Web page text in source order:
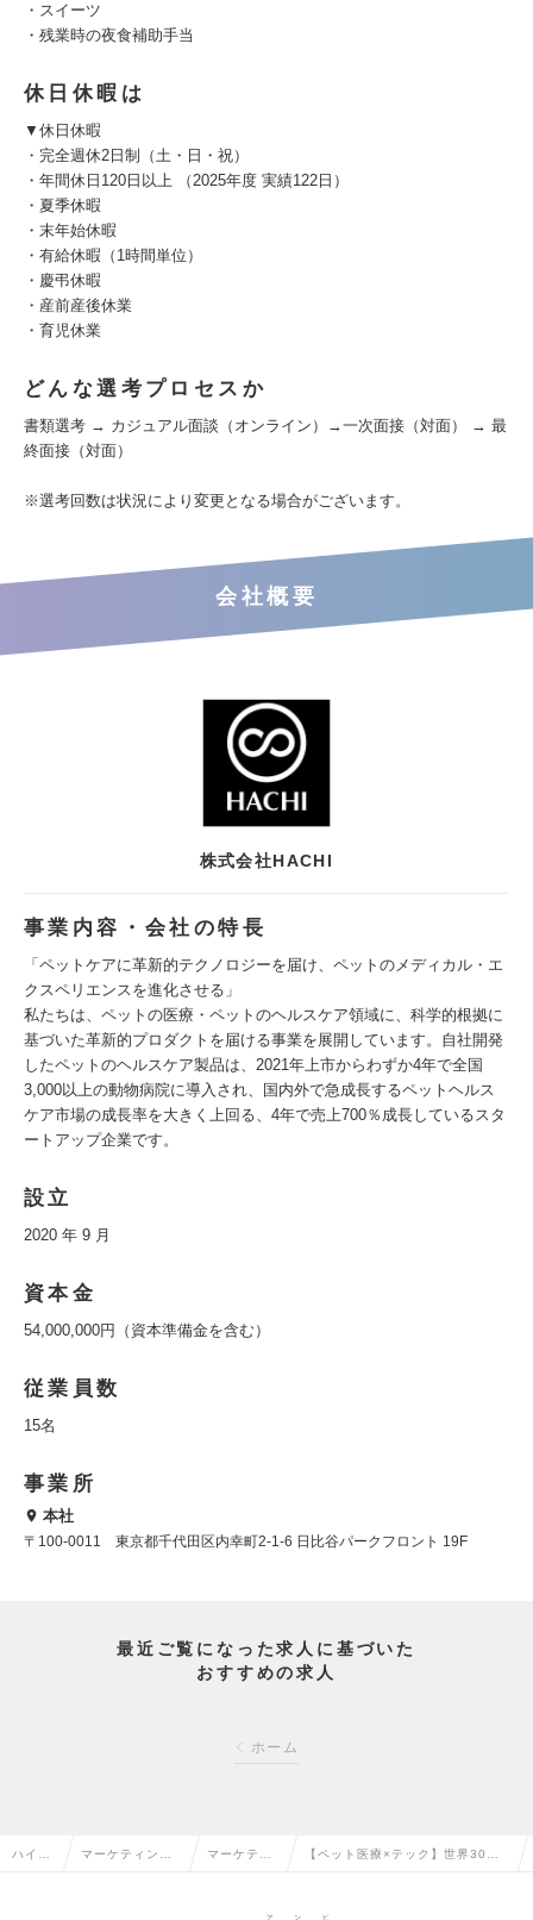
・スイーツ
・残業時の夜食補助手当
休日休暇は
▼休日休暇
・完全週休2日制（土・日・祝）
・年間休日120日以上 （2025年度 実績122日）
・夏季休暇
・末年始休暇
・有給休暇（1時間単位）
・慶弔休暇
・産前産後休業
・育児休業
どんな選考プロセスか
書類選考 → カジュアル面談（オンライン）→一次面接（対面） → 最
終面接（対面）
※選考回数は状況により変更となる場合がございます。
会社概要
株式会社HACHI
事業内容・会社の特長
「ペットケアに革新的テクノロジーを届け、ペットのメディカル・エ
クスペリエンスを進化させる」
私たちは、ペットの医療・ペットのヘルスケア領域に、科学的根拠に
基づいた革新的プロダクトを届ける事業を展開しています。自社開発
したペットのヘルスケア製品は、2021年上市からわずか4年で全国
3,000以上の動物病院に導入され、国内外で急成長するペットヘルス
ケア市場の成長率を大きく上回る、4年で売上700％成長しているスタ
ートアップ企業です。
設立
2020 年 9 月
資本金
54,000,000円（資本準備金を含む）
従業員数
15名
事業所
本社
〒100-0011 東京都千代田区内幸町2-1-6 日比谷パークフロント 19F
最近ご覧になった求人に基づいた
おすすめの求人
ホーム
ハイク マーケティン マーケティ 【ペット医療×テック】世界30兆